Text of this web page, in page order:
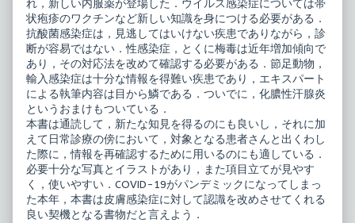
れ，新しい内服薬が登場した．ウイルス感染症については帯
状疱疹のワクチンなど新しい知識を身につける必要がある．
抗酸菌感染症は，見逃してはいけない疾患でありながら，診
断が容易ではない．性感染症，とくに梅毒は近年増加傾向で
あり，その対応法を改めて確認する必要がある．節足動物，
輸入感染症は十分な情報を得難い疾患であり，エキスパート
による執筆内容は目から鱗である．ついでに，化膿性汗腺炎
というおまけもついている．
本書は通読して，新たな知見を得るのにも良いし，それに加
えて日常診療の傍において，対象となる患者さんと出くわし
た際に，情報を再確認するために用いるのにも適している．
必要十分な写真とイラストがあり，また項目立てが見やす
く，使いやすい．COVID-19がパンデミックになってしまっ
た本年，本書は皮膚感染症に対して認識を改めさせてくれる
良い契機となる書物だと言えよう．